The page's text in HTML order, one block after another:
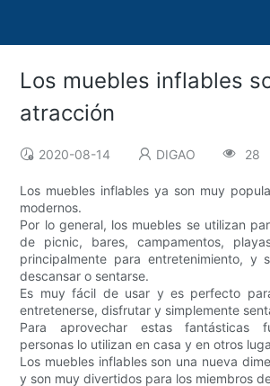
Los muebles inflables
atracción
2020-08-14 DIGAO 28
Los muebles inflables ya son muy
modernos.
Por lo general, los muebles se utilizan
de picnic, bares, campamentos,
principalmente para entretenimiento, y
descansar o sentarse.
Es muy fácil de usar y es perfecto
entretenerse, disfrutar y simplemente
Para aprovechar estas fantásticas
personas lo utilizan en casa y en otros
Los muebles inflables son una nueva
y son muy divertidos para los miembros